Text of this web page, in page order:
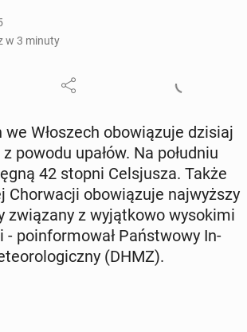
w 3 minuty
Wło­szech obo­wią­zu­je dzisiaj
powodu upałów. Na po­łu­dniu
42 stopni Cel­sju­sza. Także
Chor­wa­cji obo­wią­zu­je naj­wyż­szy
zwią­za­ny z wy­jąt­ko­wo wy­so­ki­mi
po­in­for­mo­wał Pań­stwo­wy In­
(DHMZ).